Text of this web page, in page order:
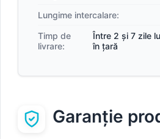
Lungime intercalare:
Timp de
livrare:
Între 2 și 7 zile
în țară
Garanție